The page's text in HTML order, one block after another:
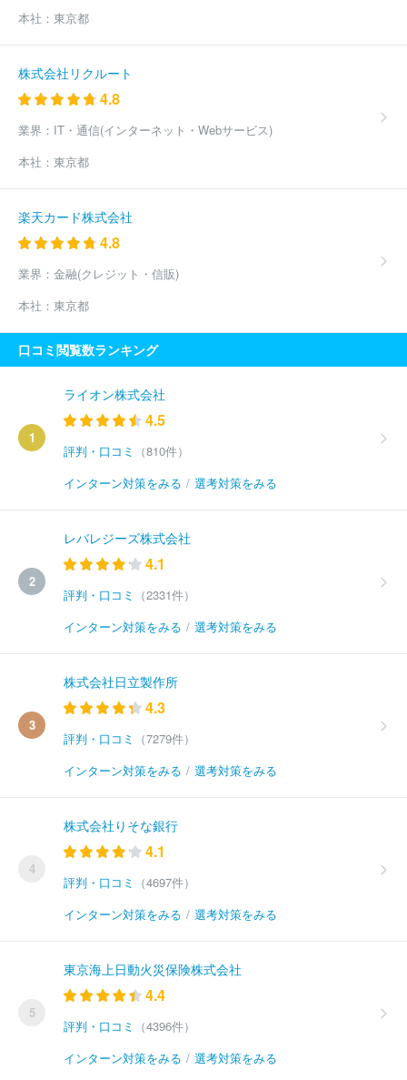
本社： 東京都
株式会社リクルート
4.8
業界： IT・通信(インターネット・Webサービス)
本社： 東京都
楽天カード株式会社
4.8
業界： 金融(クレジット・信販)
本社： 東京都
口コミ閲覧数ランキング
1
ライオン株式会社
4.5
評判・口コミ
（810件）
インターン対策をみる / 選考対策をみる
2
レバレジーズ株式会社
4.1
評判・口コミ
（2331件）
インターン対策をみる / 選考対策をみる
3
株式会社日立製作所
4.3
評判・口コミ
（7279件）
インターン対策をみる / 選考対策をみる
4
株式会社りそな銀行
4.1
評判・口コミ
（4697件）
インターン対策をみる / 選考対策をみる
5
東京海上日動火災保険株式会社
4.4
評判・口コミ
（4396件）
インターン対策をみる / 選考対策をみる